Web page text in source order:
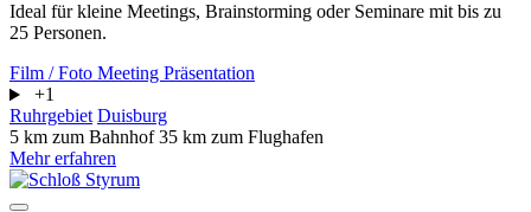
Ideal für kleine Meetings, Brainstorming oder Seminare mit bis zu
25 Personen.
Film / Foto Meeting Präsentation
+1
Ruhrgebiet Duisburg
5 km zum Bahnhof35 km zum Flughafen
Mehr erfahren